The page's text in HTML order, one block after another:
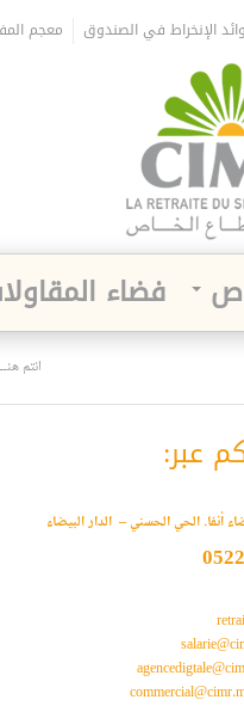
الإنخراط في الصندوق معجم
فضاء
انتم
عبر:
أنفا. الحي الحسني – الدار البيضاء